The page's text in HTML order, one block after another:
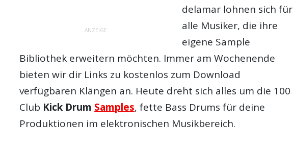
ANZEIGE
delamar lohnen sich für
alle Musiker, die ihre
eigene Sample
Bibliothek erweitern möchten. Immer am Wochenende
bieten wir dir Links zu kostenlos zum Download
verfügbaren Klängen an. Heute dreht sich alles um die 100
Club Kick Drum Samples, fette Bass Drums für deine
Produktionen im elektronischen Musikbereich.